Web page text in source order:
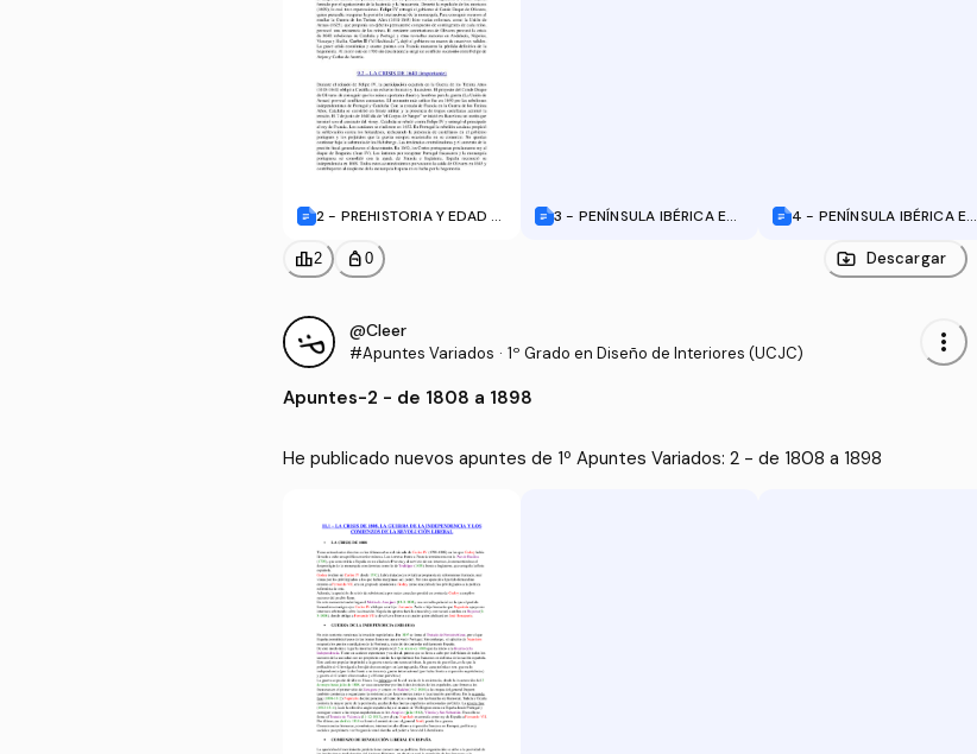
2 - PREHISTORIA Y EDAD A
3 - PENÍNSULA IBÉRICA EN
4 - PENÍNSULA IBÉRICA EN
STIANOS.doc
leaderboard2 personal_bag 0 Descargar
@Cleer
#Apuntes Variados · 1º Grado en Diseño de Interiores (UCJC) more_vert
Apuntes-2 - de 1808 a 1898
He publicado nuevos apuntes de 1º Apuntes Variados: 2 - de 1808 a 1898